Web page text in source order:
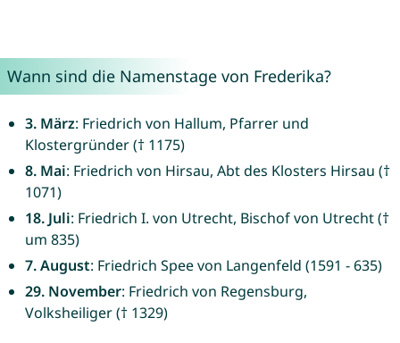
Wann sind die Namenstage von Frederika?
3. März: Friedrich von Hallum, Pfarrer und
Klostergründer († 1175)
8. Mai: Friedrich von Hirsau, Abt des Klosters Hirsau (†
1071)
18. Juli: Friedrich I. von Utrecht, Bischof von Utrecht (†
um 835)
7. August: Friedrich Spee von Langenfeld (1591 - 635)
29. November: Friedrich von Regensburg,
Volksheiliger († 1329)